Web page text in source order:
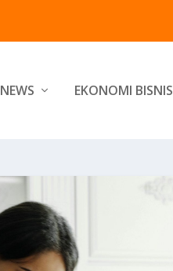
NEWS EKONOMI BISNIS